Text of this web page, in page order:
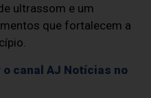
ultrassom e um
que fortalecem a
canal AJ Notícias no